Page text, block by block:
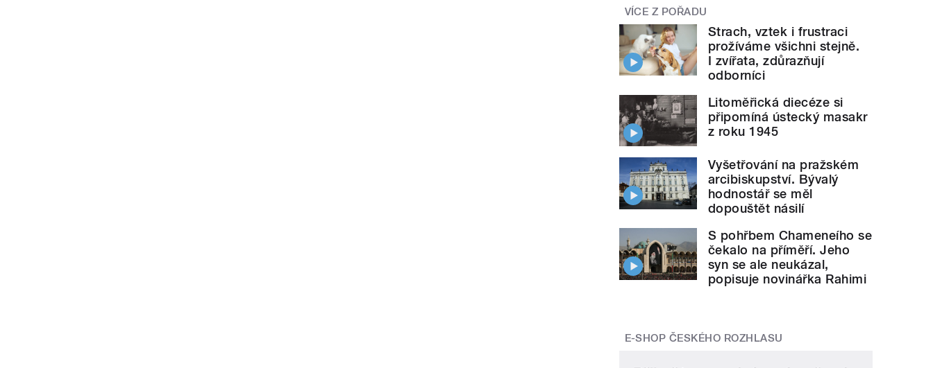
VÍCE Z POŘADU
Strach, vztek i frustraci
prožíváme všichni stejně.
I zvířata, zdůrazňují
odborníci
Litoměřická diecéze si
připomíná ústecký masakr
z roku 1945
Vyšetřování na pražském
arcibiskupství. Bývalý
hodnostář se měl
dopouštět násilí
S pohřbem Chameneího se
čekalo na příměří. Jeho
syn se ale neukázal,
popisuje novinářka Rahimi
E-SHOP ČESKÉHO ROZHLASU